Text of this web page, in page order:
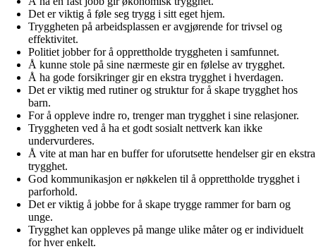
Det er viktig å føle seg trygg i sitt eget hjem.
Tryggheten på arbeidsplassen er avgjørende for trivsel og
effektivitet.
Politiet jobber for å opprettholde tryggheten i samfunnet.
Å kunne stole på sine nærmeste gir en følelse av trygghet.
Å ha gode forsikringer gir en ekstra trygghet i hverdagen.
Det er viktig med rutiner og struktur for å skape trygghet hos
barn.
For å oppleve indre ro, trenger man trygghet i sine relasjoner.
Tryggheten ved å ha et godt sosialt nettverk kan ikke
undervurderes.
Å vite at man har en buffer for uforutsette hendelser gir en ekstra
trygghet.
God kommunikasjon er nøkkelen til å opprettholde trygghet i
parforhold.
Det er viktig å jobbe for å skape trygge rammer for barn og
unge.
Trygghet kan oppleves på mange ulike måter og er individuelt
for hver enkelt.